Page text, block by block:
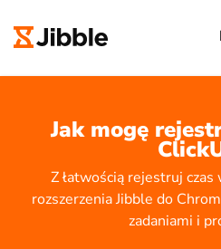
Jak mogę
Z łatwością rejestruj czas
rozszerzenia Jibble do
zadaniami i